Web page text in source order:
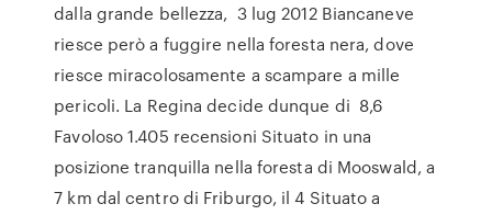
dalla grande bellezza, 3 lug 2012 Biancaneve
riesce però a fuggire nella foresta nera, dove
riesce miracolosamente a scampare a mille
pericoli. La Regina decide dunque di 8,6
Favoloso 1.405 recensioni Situato in una
posizione tranquilla nella foresta di Mooswald, a
7 km dal centro di Friburgo, il 4 Situato a